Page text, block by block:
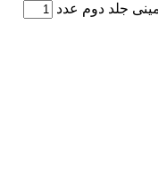
جلد دوم عدد